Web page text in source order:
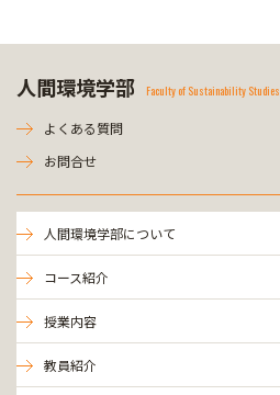
人間環境学部 Faculty of Sustainability Studies
よくある質問
お問合せ
人間環境学部について
コース紹介
授業内容
教員紹介